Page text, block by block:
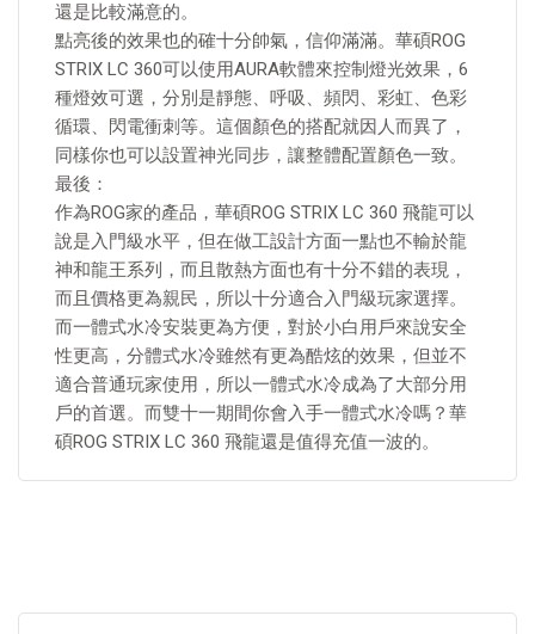
還是比較滿意的。
點亮後的效果也的確十分帥氣，信仰滿滿。華碩ROG
STRIX LC 360可以使用AURA軟體來控制燈光效果，6
種燈效可選，分別是靜態、呼吸、頻閃、彩虹、色彩
循環、閃電衝刺等。這個顏色的搭配就因人而異了，
同樣你也可以設置神光同步，讓整體配置顏色一致。
最後：
作為ROG家的產品，華碩ROG STRIX LC 360 飛龍可以
說是入門級水平，但在做工設計方面一點也不輸於龍
神和龍王系列，而且散熱方面也有十分不錯的表現，
而且價格更為親民，所以十分適合入門級玩家選擇。
而一體式水冷安裝更為方便，對於小白用戶來說安全
性更高，分體式水冷雖然有更為酷炫的效果，但並不
適合普通玩家使用，所以一體式水冷成為了大部分用
戶的首選。而雙十一期間你會入手一體式水冷嗎？華
碩ROG STRIX LC 360 飛龍還是值得充值一波的。